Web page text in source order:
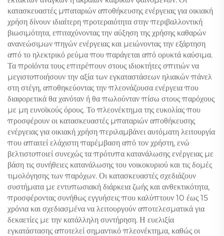
κατασκευαστές μπαταριών αποθήκευσης ενέργειας για οικιακή
χρήση δίνουν ιδιαίτερη προτεραιότητα στην περιβαλλοντική
βιωσιμότητα, επιταχύνοντας την αύξηση της χρήσης καθαρών
ανανεώσιμων πηγών ενέργειας και μειώνοντας την εξάρτηση
από το ηλεκτρικό ρεύμα που παράγεται από ορυκτά καύσιμα.
Τα προϊόντα τους επιτρέπουν στους ιδιοκτήτες σπιτιών να
μεγιστοποιήσουν την αξία των εγκαταστάσεων ηλιακών πάνελ
στη στέγη, αποθηκεύοντας την πλεονάζουσα ενέργεια που
διαφορετικά θα χανόταν ή θα πωλούνταν πίσω στους παρόχους
με μη ευνοϊκούς όρους. Το πλεονέκτημα της ευκολίας που
προσφέρουν οι κατασκευαστές μπαταριών αποθήκευσης
ενέργειας για οικιακή χρήση περιλαμβάνει αυτόματη λειτουργία
που απαιτεί ελάχιστη παρέμβαση από τον χρήστη, ενώ
βελτιστοποιεί συνεχώς τα πρότυπα κατανάλωσης ενέργειας με
βάση τις συνήθειες κατανάλωσης του νοικοκυριού και τις δομές
τιμολόγησης των παρόχων. Οι κατασκευαστές σχεδιάζουν
συστήματα με εντυπωσιακή διάρκεια ζωής και ανθεκτικότητα,
προσφέροντας συνήθως εγγυήσεις που καλύπτουν 10 έως 15
χρόνια και σχεδιασμένα να λειτουργούν αποτελεσματικά για
δεκαετίες με την κατάλληλη συντήρηση. Η ευελιξία
εγκατάστασης αποτελεί σημαντικό πλεονέκτημα, καθώς οι